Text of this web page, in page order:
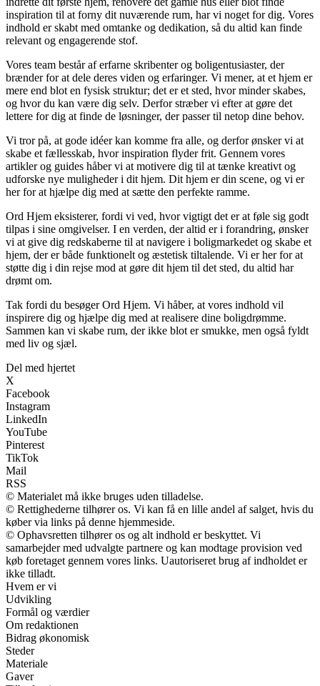
inspiration til at forny dit nuværende rum, har vi noget for dig. Vores
indhold er skabt med omtanke og dedikation, så du altid kan finde
relevant og engagerende stof.
Vores team består af erfarne skribenter og boligentusiaster, der
brænder for at dele deres viden og erfaringer. Vi mener, at et hjem er
mere end blot en fysisk struktur; det er et sted, hvor minder skabes,
og hvor du kan være dig selv. Derfor stræber vi efter at gøre det
lettere for dig at finde de løsninger, der passer til netop dine behov.
Vi tror på, at gode idéer kan komme fra alle, og derfor ønsker vi at
skabe et fællesskab, hvor inspiration flyder frit. Gennem vores
artikler og guides håber vi at motivere dig til at tænke kreativt og
udforske nye muligheder i dit hjem. Dit hjem er din scene, og vi er
her for at hjælpe dig med at sætte den perfekte ramme.
Ord Hjem eksisterer, fordi vi ved, hvor vigtigt det er at føle sig godt
tilpas i sine omgivelser. I en verden, der altid er i forandring, ønsker
vi at give dig redskaberne til at navigere i boligmarkedet og skabe et
hjem, der er både funktionelt og æstetisk tiltalende. Vi er her for at
støtte dig i din rejse mod at gøre dit hjem til det sted, du altid har
drømt om.
Tak fordi du besøger Ord Hjem. Vi håber, at vores indhold vil
inspirere dig og hjælpe dig med at realisere dine boligdrømme.
Sammen kan vi skabe rum, der ikke blot er smukke, men også fyldt
med liv og sjæl.
Del med hjertet
X
Facebook
Instagram
LinkedIn
YouTube
Pinterest
TikTok
Mail
RSS
© Materialet må ikke bruges uden tilladelse.
© Rettighederne tilhører os. Vi kan få en lille andel af salget, hvis du
køber via links på denne hjemmeside.
© Ophavsretten tilhører os og alt indhold er beskyttet. Vi
samarbejder med udvalgte partnere og kan modtage provision ved
køb foretaget gennem vores links. Uautoriseret brug af indholdet er
ikke tilladt.
Hvem er vi
Udvikling
Formål og værdier
Om redaktionen
Bidrag økonomisk
Steder
Materiale
Gaver